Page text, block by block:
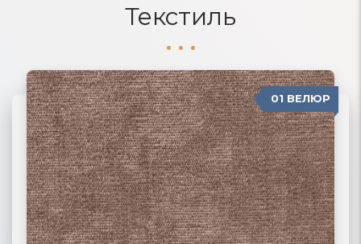
Текстиль
06 ЖАККАРД 01 ВЕЛЮР
02 РОГОЖКА
03 ФЛОК